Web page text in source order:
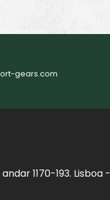
gears.com
1170-193. Lisboa -